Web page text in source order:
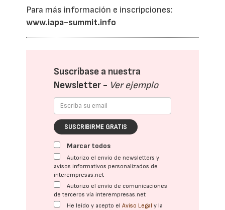
Para más información e inscripciones:
www.iapa-summit.info
Suscríbase a nuestra
Newsletter - Ver ejemplo
SUSCRIBIRME GRATIS
Marcar todos
Autorizo el envío de newsletters y
avisos informativos personalizados de
interempresas.net
Autorizo el envío de comunicaciones
de terceros vía interempresas.net
He leído y acepto elAviso Legal y la